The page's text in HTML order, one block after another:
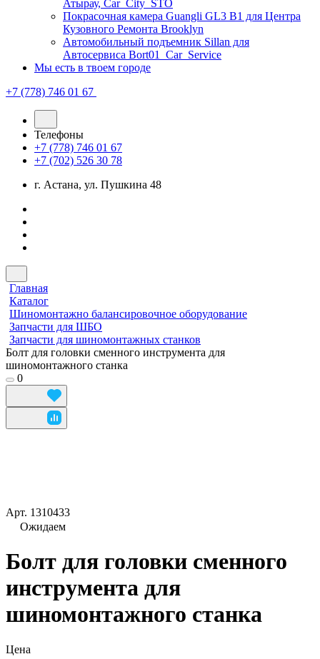
Атырау, Car_City_STO
Покрасочная камера Guangli GL3 B1 для Центра
Кузовного Ремонта Brooklyn
Автомобильный подъемник Sillan для
Автосервиса Bort01_Car_Service
Мы есть в твоем городе
+7 (778) 746 01 67
Телефоны
+7 (778) 746 01 67
+7 (702) 526 30 78
г. Астана, ул. Пушкина 48
Главная
Каталог
Шиномонтажно балансировочное оборудование
Запчасти для ШБО
Запчасти для шиномонтажных станков
Болт для головки сменного инструмента для
шиномонтажного станка
0
Арт. 1310433
Ожидаем
Болт для головки сменного
инструмента для
шиномонтажного станка
Цена